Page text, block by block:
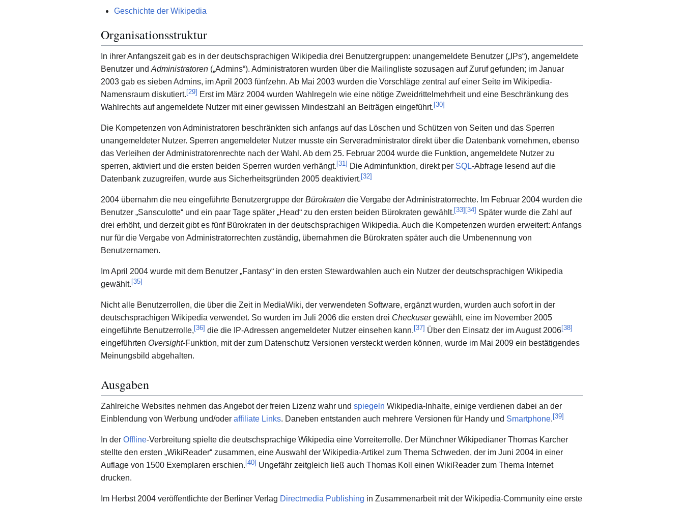
Geschichte der Wikipedia
Organisationsstruktur
In ihrer Anfangszeit gab es in der deutschsprachigen Wikipedia drei Benutzergruppen: unangemeldete Benutzer („IPs“), angemeldete
Benutzer und Administratoren („Admins“). Administratoren wurden über die Mailingliste sozusagen auf Zuruf gefunden; im Januar
2003 gab es sieben Admins, im April 2003 fünfzehn. Ab Mai 2003 wurden die Vorschläge zentral auf einer Seite im Wikipedia-
Namensraum diskutiert.[29] Erst im März 2004 wurden Wahlregeln wie eine nötige Zweidrittelmehrheit und eine Beschränkung des
Wahlrechts auf angemeldete Nutzer mit einer gewissen Mindestzahl an Beiträgen eingeführt.[30]
Die Kompetenzen von Administratoren beschränkten sich anfangs auf das Löschen und Schützen von Seiten und das Sperren
unangemeldeter Nutzer. Sperren angemeldeter Nutzer musste ein Serveradministrator direkt über die Datenbank vornehmen, ebenso
das Verleihen der Administratorenrechte nach der Wahl. Ab dem 25. Februar 2004 wurde die Funktion, angemeldete Nutzer zu
sperren, aktiviert und die ersten beiden Sperren wurden verhängt.[31] Die Adminfunktion, direkt per SQL-Abfrage lesend auf die
Datenbank zuzugreifen, wurde aus Sicherheitsgründen 2005 deaktiviert.[32]
2004 übernahm die neu eingeführte Benutzergruppe der Bürokraten die Vergabe der Administratorrechte. Im Februar 2004 wurden die
Benutzer „Sansculotte“ und ein paar Tage später „Head“ zu den ersten beiden Bürokraten gewählt.[33][34] Später wurde die Zahl auf
drei erhöht, und derzeit gibt es fünf Bürokraten in der deutschsprachigen Wikipedia. Auch die Kompetenzen wurden erweitert: Anfangs
nur für die Vergabe von Administratorrechten zuständig, übernahmen die Bürokraten später auch die Umbenennung von
Benutzernamen.
Im April 2004 wurde mit dem Benutzer „Fantasy“ in den ersten Stewardwahlen auch ein Nutzer der deutschsprachigen Wikipedia
gewählt.[35]
Nicht alle Benutzerrollen, die über die Zeit in MediaWiki, der verwendeten Software, ergänzt wurden, wurden auch sofort in der
deutschsprachigen Wikipedia verwendet. So wurden im Juli 2006 die ersten drei Checkusergewählt, eine im November 2005
eingeführte Benutzerrolle,[36] die die IP-Adressen angemeldeter Nutzer einsehen kann.[37] Über den Einsatz der im August 2006[38]
eingeführten Oversight-Funktion, mit der zum Datenschutz Versionen versteckt werden können, wurde im Mai 2009 ein bestätigendes
Meinungsbild abgehalten.
Ausgaben
Zahlreiche Websites nehmen das Angebot der freien Lizenz wahr und spiegeln Wikipedia-Inhalte, einige verdienen dabei an der
Einblendung von Werbung und/oder affiliate Links. Daneben entstanden auch mehrere Versionen für Handy und Smartphone.[39]
In der Offline-Verbreitung spielte die deutschsprachige Wikipedia eine Vorreiterrolle. Der Münchner Wikipedianer Thomas Karcher
stellte den ersten „WikiReader“ zusammen, eine Auswahl der Wikipedia-Artikel zum Thema Schweden, der im Juni 2004 in einer
Auflage von 1500 Exemplaren erschien.[40] Ungefähr zeitgleich ließ auch Thomas Koll einen WikiReader zum Thema Internet
drucken.
Im Herbst 2004 veröffentlichte der Berliner Verlag Directmedia Publishing in Zusammenarbeit mit der Wikipedia-Community eine erste